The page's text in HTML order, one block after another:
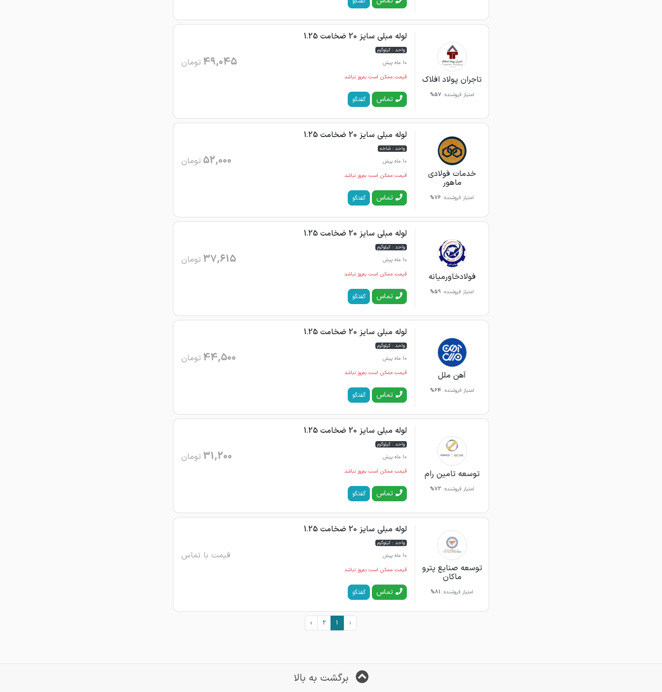
تاجران پولاد افلاک
امتیاز فروشنده: 57%
لوله مبلی سایز 20 ضخامت 1.25
واحد : کیلوگرم
10 ماه پیش
49,045 تومان
قیمت ممکن است به‌روز نباشد
تماس گفتگو
خدمات فولادی
ماهور
امتیاز فروشنده: 76%
لوله مبلی سایز 20 ضخامت 1.25
واحد : شاخه
10 ماه پیش
52,000 تومان
قیمت ممکن است به‌روز نباشد
تماس گفتگو
فولادخاورمیانه
امتیاز فروشنده: 59%
لوله مبلی سایز 20 ضخامت 1.25
واحد : کیلوگرم
10 ماه پیش
37,615 تومان
قیمت ممکن است به‌روز نباشد
تماس گفتگو
آهن ملل
امتیاز فروشنده:64%
لوله مبلی سایز 20 ضخامت 1.25
واحد : کیلوگرم
10 ماه پیش
44,500 تومان
قیمت ممکن است به‌روز نباشد
تماس گفتگو
توسعه تامین رام
امتیاز فروشنده: 72%
لوله مبلی سایز 20 ضخامت 1.25
واحد : کیلوگرم
10 ماه پیش
31,200 تومان
قیمت ممکن است به‌روز نباشد
تماس گفتگو
توسعه صنایع پترو
ماکان
امتیاز فروشنده: 81%
لوله مبلی سایز 20 ضخامت 1.25
واحد : کیلوگرم
10 ماه پیش
قیمت با تماس
قیمت ممکن است به‌روز نباشد
تماس گفتگو
‹
1
2
›
برگشت به بالا